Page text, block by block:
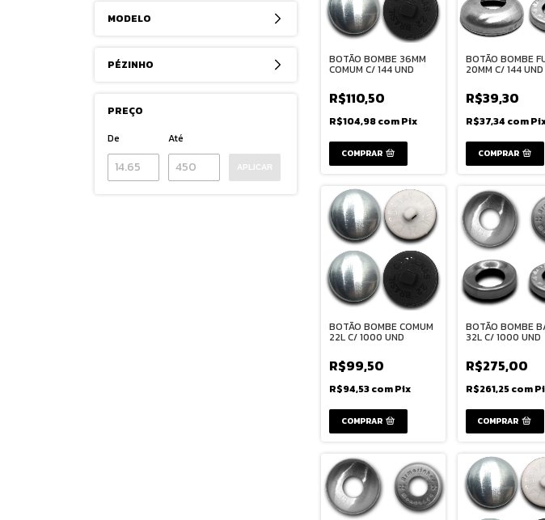
MODELO
PÉZINHO
PREÇO
De
Até
APLICAR
BOTÃO BOMBE 36MM
COMUM C/ 144 UND
R$110,50
R$104,98comPix
COMPRAR
BOTÃO BOMBE
20MM C/ 144 UND
R$39,30
R$37,34 com
COMPRAR
BOTÃO BOMBE COMUM
22L C/ 1000 UND
R$99,50
R$94,53comPix
COMPRAR
BOTÃO BOMBE
32L C/ 1000 UND
R$275,00
R$261,25com